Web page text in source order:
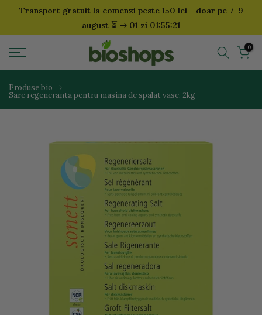
SariTransport gratuit la comenzi peste 150 lei - doar pe 7-9
august ⏳ 01 zi 01:55:21
0
Produse bio
Sare regeneranta pentru masina de spalat vase, 2kg